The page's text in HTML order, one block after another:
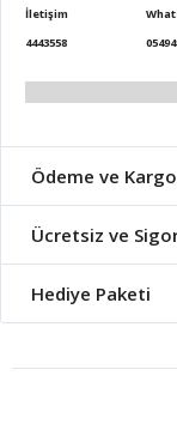
İletişim
4443558
Ödeme ve
Ücretsiz ve
Hediye Paketi